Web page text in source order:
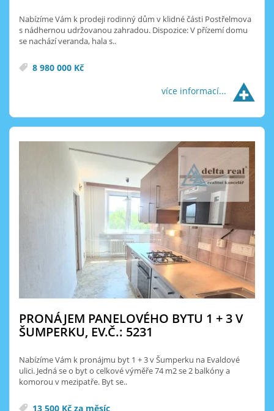
Nabízíme Vám k prodeji rodinný dům v klidné části Postřelmova
s nádhernou udržovanou zahradou. Dispozice: V přízemí domu
se nachází veranda, hala s..
8 980 000 Kč
více informací...
PRONÁJEM PANELOVÉHO BYTU 1 + 3 V
ŠUMPERKU, EV.Č.: 5231
Nabízíme Vám k pronájmu byt 1 + 3 v Šumperku na Evaldové
ulici. Jedná se o byt o celkové výměře 74 m2 se 2 balkóny a
komorou v mezipatře. Byt se..
13 500 Kč za měsíc